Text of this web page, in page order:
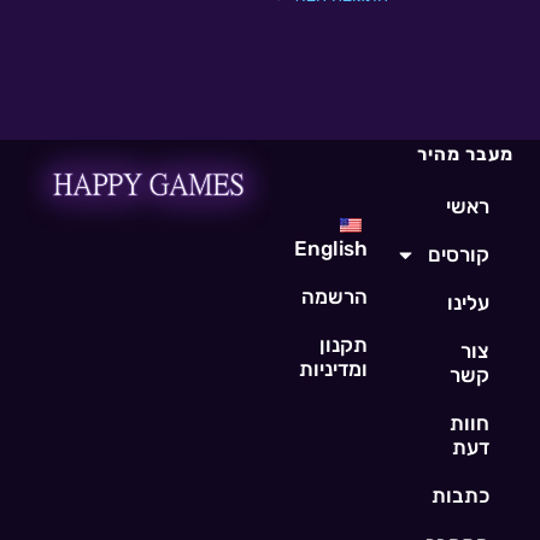
מעבר מהיר
ראשי
קורסים
עלינו
צור
קשר
חוות
דעת
כתבות
English
הרשמה
תקנון
ומדיניות